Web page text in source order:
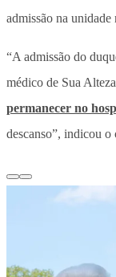
admissão na unidade
“A admissão do
médico de Sua
permanecer no
descanso”, indicou o